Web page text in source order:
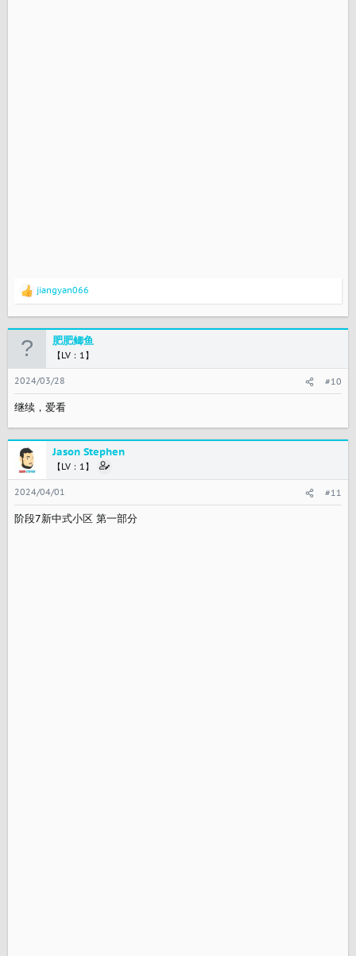
反
：
jiangyan066
肥肥鲫鱼
【LV：1】
2024/03/28 #10
继续，爱看
Jason Stephen
【LV：1】
2024/04/01 #11
阶段7新中式小区 第一部分